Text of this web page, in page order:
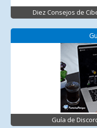
Diez Consejos de
Guía de